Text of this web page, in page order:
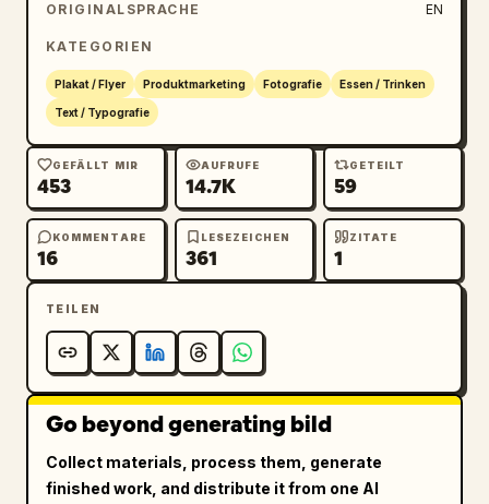
ORIGINALSPRACHE EN
KATEGORIEN
Plakat / Flyer Produktmarketing Fotografie Essen / Trinken
Text / Typografie
GEFÄLLT MIR
453
AUFRUFE
14.7K
GETEILT
59
KOMMENTARE
16
LESEZEICHEN
361
ZITATE
1
TEILEN
Go beyond generating bild
Collect materials, process them, generate
finished work, and distribute it from one AI